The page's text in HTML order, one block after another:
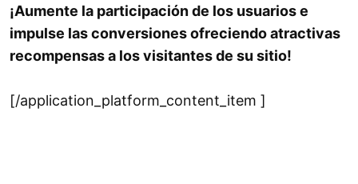
¡Aumente la participación de los usuarios e
impulse las conversiones ofreciendo atractivas
recompensas a los visitantes de su sitio!
[/application_platform_content_item ]